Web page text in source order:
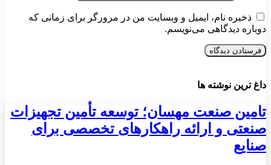
ذخیره نام، ایمیل و وبسایت من در مرورگر برای زمانی که
دوباره دیدگاهی می‌نویسم.
داغ ترین نوشته ها
تامین صنعت مهسان؛ توسعه تأمین تجهیزات
صنعتی و ارائه راهکارهای تخصصی برای
صنایع